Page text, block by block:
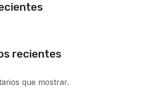
recientes
que mostrar.